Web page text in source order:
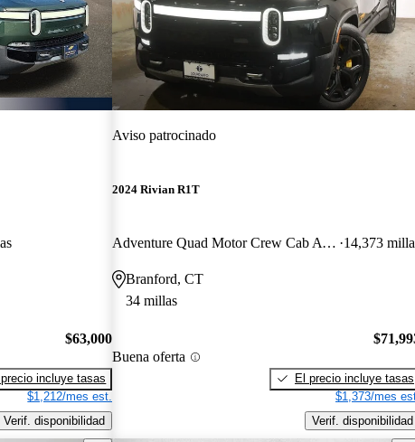
$63,000
incluye tasas
$1,212/mes est.
Verif. disponibilidad
Aviso patrocinado
2024 Rivian R1T
Adventure Quad Motor Crew Cab AWD 14,373
Branford, CT
34 millas
Buena oferta
El precio incluye tasas
$1,373/mes
Verif. disponibilidad